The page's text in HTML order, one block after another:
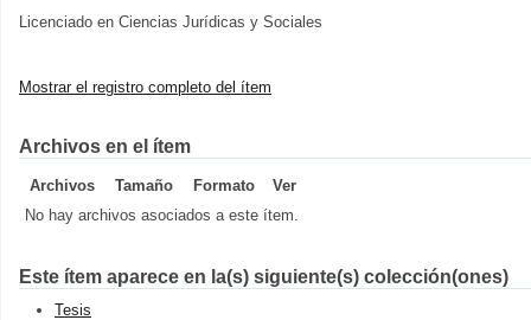
Licenciado en Ciencias Jurídicas y Sociales
Mostrar el registro completo del ítem
Archivos en el ítem
Archivos Tamaño Formato
Ver
No hay archivos asociados a este ítem.
Este ítem aparece en la(s) siguiente(s) colección(ones)
Tesis